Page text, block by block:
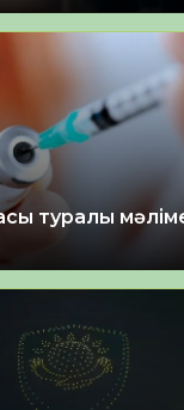
туралы